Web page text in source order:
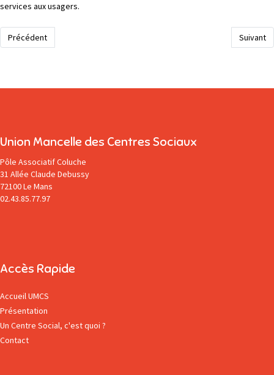
services aux usagers.
Article précédent : Membres du CA
Précédent Article
Suivant
Union Mancelle des Centres Sociaux
Pôle Associatif Coluche
31 Allée Claude Debussy
72100 Le Mans
02.43.85.77.97
Accès Rapide
Accueil UMCS
Présentation
Un Centre Social, c'est quoi ?
Contact